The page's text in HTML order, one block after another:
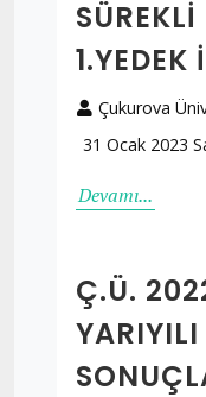
1.YEDEK
Çukurova
31 Ocak 2023
Devamı...
Ç.Ü.